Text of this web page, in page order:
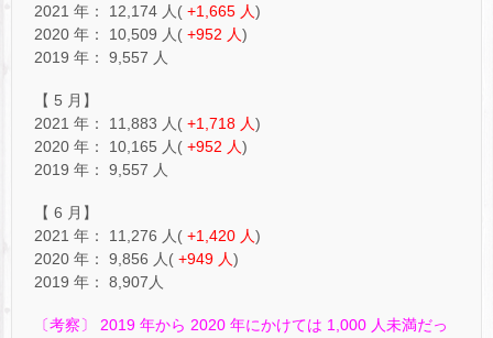
2021 年： 12,174 人( +1,665 人)
2020 年： 10,509 人( +952 人)
2019 年： 9,557 人
【 5 月】
2021 年： 11,883 人( +1,718 人)
2020 年： 10,165 人( +952 人)
2019 年： 9,557 人
【 6 月】
2021 年： 11,276 人( +1,420 人)
2020 年： 9,856 人( +949 人)
2019 年： 8,907人
〔考察〕 2019 年から 2020 年にかけては 1,000 人未満だっ